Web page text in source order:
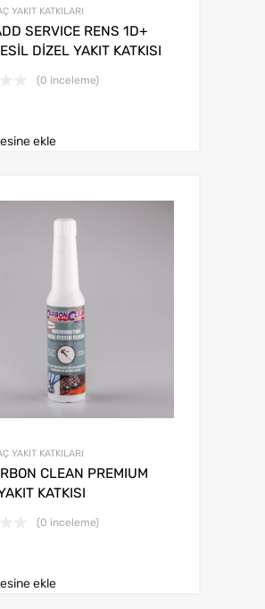
YAKIT KATKILARI
SERVICE RENS 1D+
DİZEL YAKIT KATKISI
(0 inceleme)
ekle
YAKIT KATKILARI
CLEAN PREMIUM
KATKISI
(0 inceleme)
ekle